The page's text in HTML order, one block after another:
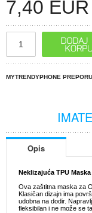
7,40 EUR
MYTRENDYPHONE
Opis
Neklizajuća TPU
Ova zaštitna maska za
Klasičan dizajn ima
udobna na dodir.
fleksibilan i ne može se